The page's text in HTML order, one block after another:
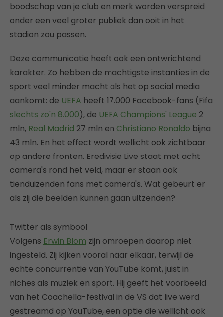
boodschap van je club en merk worden verspreid
onder een veel groter publiek dan ooit in het
stadion zou passen.
Deze communicatie heeft ook een ontwrichtend
karakter. Zo hebben de machtigste instanties in de
sport veel minder macht als het op social media
aankomt: de UEFA heeft 17.000 Facebook-fans (Fifa
slechts zo'n 8.000), de UEFA Champions' League 2
mln, Real Madrid 27 mln en Christiano Ronaldo bijna
43 mln. En het effect wordt wellicht ook zichtbaar
op andere fronten. Eredivisie Live staat met acht
camera's rond het veld, maar er staan ook
tienduizenden fans met camera's. Wat gebeurt er
als zij die beelden kunnen gaan uitzenden?
Twitter als symbool
Volgens Erwin Blom zijn omroepen daarop niet
ingesteld. Zij kijken vooral naar elkaar, terwijl de
echte concurrentie van YouTube komt, juist in
niches als muziek en sport. Hij geeft het voorbeeld
van het Coachella-festival in de VS dat live werd
gestreamd op YouTube, een optie die wellicht ook